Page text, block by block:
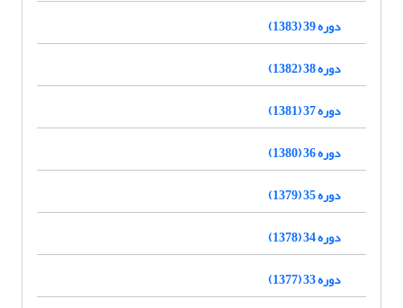
دوره 39 (1383)
دوره 38 (1382)
دوره 37 (1381)
دوره 36 (1380)
دوره 35 (1379)
دوره 34 (1378)
دوره 33 (1377)